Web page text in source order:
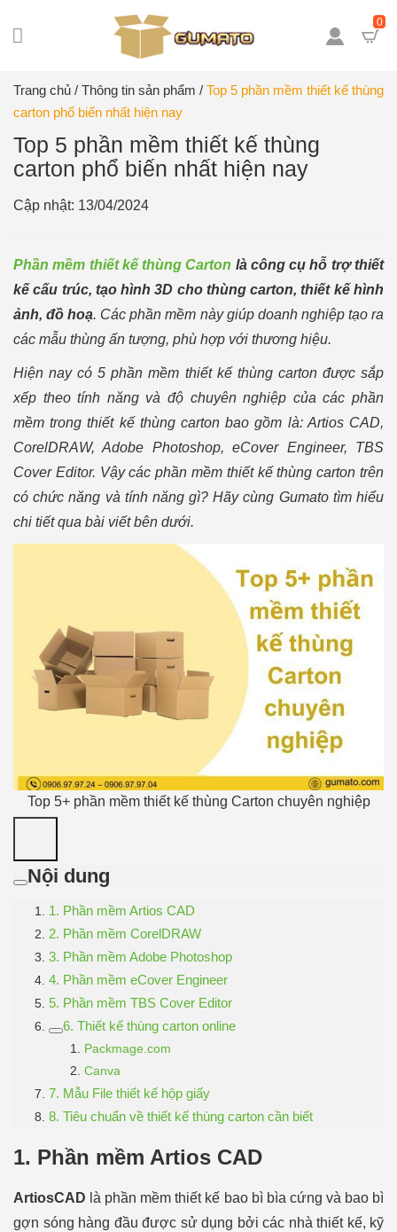
0
Trang chủ / Thông tin sản phẩm / Top 5 phần mềm thiết kế thùng
carton phổ biến nhất hiện nay
Top 5 phần mềm thiết kế thùng
carton phổ biến nhất hiện nay
Cập nhật: 13/04/2024
Phần mềm thiết kế thùng Carton là công cụ hỗ trợ thiết
kế cấu trúc, tạo hình 3D cho thùng carton, thiết kế hình
ảnh, đồ hoạ. Các phần mềm này giúp doanh nghiệp tạo ra
các mẫu thùng ấn tượng, phù hợp với thương hiệu.
Hiện nay có 5 phần mềm thiết kế thùng carton được sắp
xếp theo tính năng và độ chuyên nghiệp của các phần
mềm trong thiết kế thùng carton bao gồm là: Artios CAD,
CorelDRAW, Adobe Photoshop, eCover Engineer, TBS
Cover Editor. Vậy các phần mềm thiết kế thùng carton trên
có chức năng và tính năng gì? Hãy cùng Gumato tìm hiểu
chi tiết qua bài viết bên dưới.
Top 5+ phần mềm thiết kế thùng Carton chuyên nghiệp
Nội dung
1. Phần mềm Artios CAD
2. Phần mềm CorelDRAW
3. Phần mềm Adobe Photoshop
4. Phần mềm eCover Engineer
5. Phần mềm TBS Cover Editor
6. Thiết kế thùng carton online
Packmage.com
Canva
7. Mẫu File thiết kế hộp giấy
8. Tiêu chuẩn về thiết kế thùng carton cần biết
1. Phần mềm Artios CAD
ArtiosCAD là phần mềm thiết kế bao bì bìa cứng và bao bì
gợn sóng hàng đầu được sử dụng bởi các nhà thiết kế, kỹ